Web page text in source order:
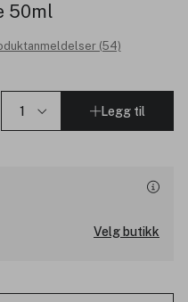
50ml
(54)
Legg til
Velg butikk